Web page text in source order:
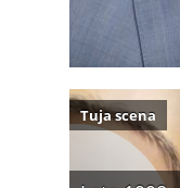
Tuja scena